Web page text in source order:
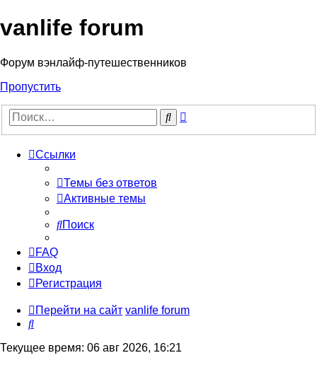
vanlife forum
Форум вэнлайф-путешественников
Пропустить
Поиск
Ссылки
Темы без ответов
Активные темы
Поиск
FAQ
Вход
Регистрация
Перейти на сайт vanlife forum
Поиск
Текущее время: 06 авг 2026, 16:21